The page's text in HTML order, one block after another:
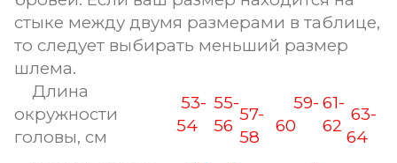
стыке между двумя размерами в таблице,
то следует выбирать меньший размер
шлема.
Длина
окружности
головы, см
53-
54
55-
56
57-
58
59-
60
61-
62
63-
64